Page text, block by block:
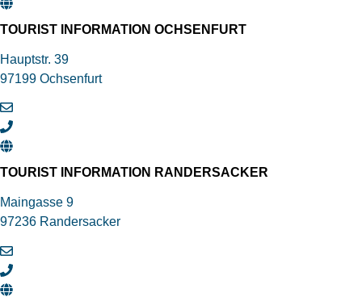
TOURIST INFORMATION OCHSENFURT
Hauptstr. 39
97199 Ochsenfurt
TOURIST INFORMATION RANDERSACKER
Maingasse 9
97236 Randersacker